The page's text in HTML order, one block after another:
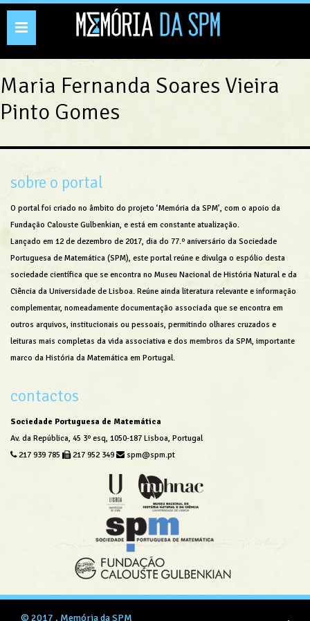
Toggle
navigation
Maria Fernanda Soares Vieira
Pinto Gomes
sobre o portal
O portal foi criado no âmbito do projeto ‘Memória da SPM’, com o apoio da
Fundação Calouste Gulbenkian, e está em constante atualização.
Lançado em 12 de dezembro de 2017, dia do 77.º aniversário da Sociedade
Portuguesa de Matemática (SPM), este portal reúne e divulga o espólio desta
sociedade científica que se encontra no Museu Nacional de História Natural e da
Ciência da Universidade de Lisboa. Reúne ainda literatura relevante e informação
complementar, nomeadamente documentação associada que se encontra em
outros arquivos, institucionais ou pessoais, permitindo olhares cruzados e
leituras mais completas da vida associativa e dos membros da SPM, importante
marco da História da Matemática em Portugal.
contactos
Sociedade Portuguesa de Matemática
Av. da República, 45 3º esq, 1050-187 Lisboa, Portugal
217 939 785
217 952 349 spm@spm.pt
© 2017 . Memória da SPM